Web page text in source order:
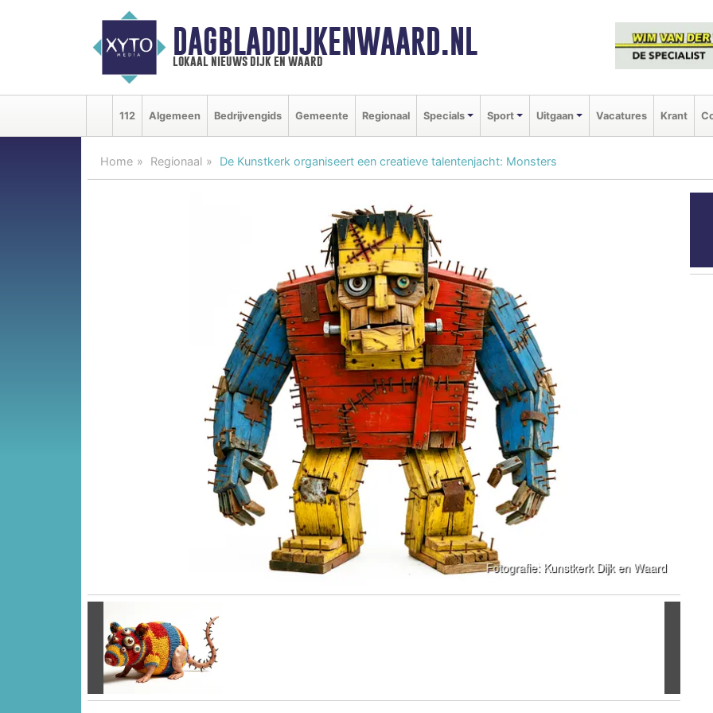
DAGBLADDIJKENWAARD.NL
lokaal nieuws dijk en waard
112 Algemeen Bedrijvengids Gemeente Regionaal Specials Sport Uitgaan Vacatures Krant
Home Regionaal De Kunstkerk organiseert een creatieve talentenjacht: Monsters
Vorige